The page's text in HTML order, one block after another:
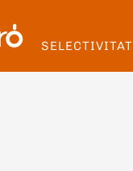
SELECTIVITAT